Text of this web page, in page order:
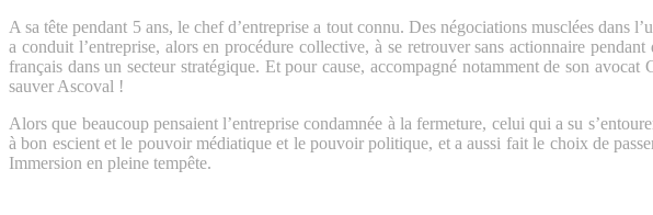
A sa tête pendant 5 ans, le chef d’entreprise a tout connu. Des négociations musclées dans
a conduit l’entreprise, alors en procédure collective, à se retrouver sans actionnaire
français dans un secteur stratégique. Et pour cause, accompagné notamment de son
sauver Ascoval !
Alors que beaucoup pensaient l’entreprise condamnée à la fermeture, celui qui a su
à bon escient et le pouvoir médiatique et le pouvoir politique, et a aussi fait le choix de
Immersion en pleine tempête.